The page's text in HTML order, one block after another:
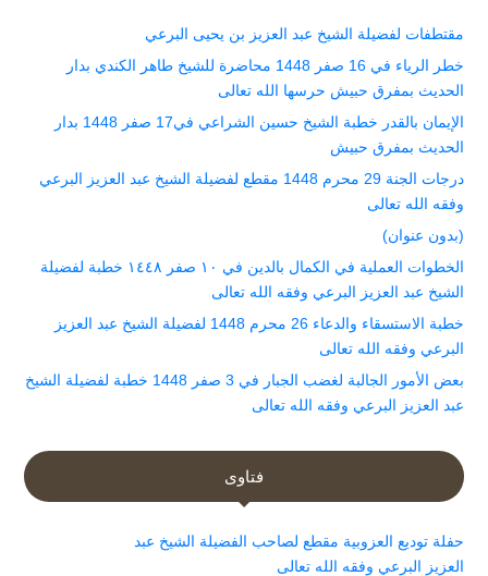
مقتطفات لفضيلة الشيخ عبد العزيز بن يحيى البرعي
خطر الرياء في 16 صفر 1448 محاضرة للشيخ طاهر الكندي بدار
الحديث بمفرق حبيش حرسها الله تعالى
الإيمان بالقدر خطبة الشيخ حسين الشراعي في17 صفر 1448 بدار
الحديث بمفرق حبيش
درجات الجنة 29 محرم 1448 مقطع لفضيلة الشيخ عبد العزيز البرعي
وفقه الله تعالى
(بدون عنوان)
الخطوات العملية في الكمال بالدين في ١٠ صفر ١٤٤٨ خطبة لفضيلة
الشيخ عبد العزيز البرعي وفقه الله تعالى
خطبة الاستسقاء والدعاء 26 محرم 1448 لفضيلة الشيخ عبد العزيز
البرعي وفقه الله تعالى
بعض الأمور الجالبة لغضب الجبار في 3 صفر 1448 خطبة لفضيلة الشيخ
عبد العزيز البرعي وفقه الله تعالى
فتاوى
حفلة توديع العزوبية مقطع لصاحب الفضيلة الشيخ عبد
العزيز البرعي وفقه الله تعالى